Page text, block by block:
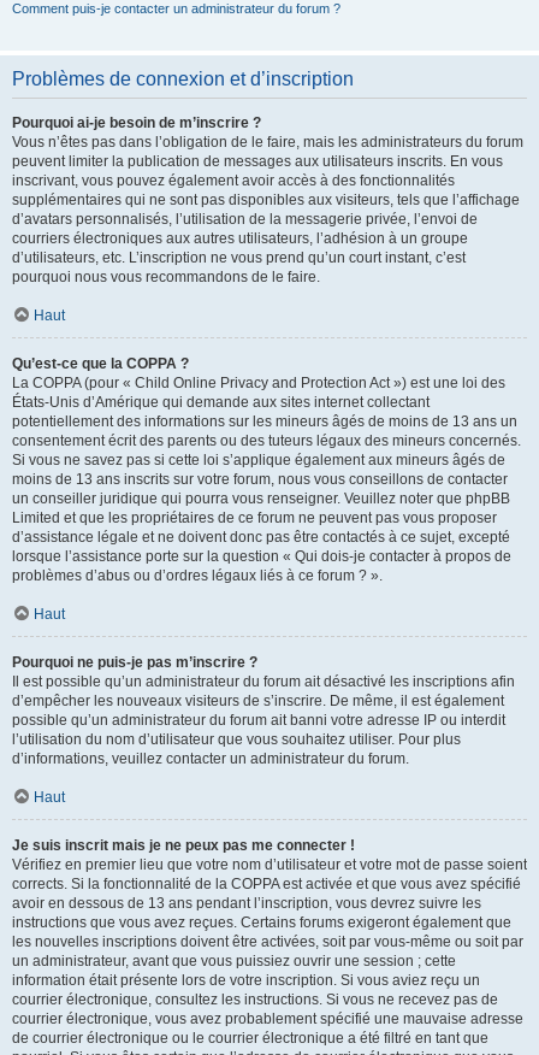
Comment puis-je contacter un administrateur du forum ?
Problèmes de connexion et d’inscription
Pourquoi ai-je besoin de m’inscrire ?
Vous n’êtes pas dans l’obligation de le faire, mais les administrateurs du forum
peuvent limiter la publication de messages aux utilisateurs inscrits. En vous
inscrivant, vous pouvez également avoir accès à des fonctionnalités
supplémentaires qui ne sont pas disponibles aux visiteurs, tels que l’affichage
d’avatars personnalisés, l’utilisation de la messagerie privée, l’envoi de
courriers électroniques aux autres utilisateurs, l’adhésion à un groupe
d’utilisateurs, etc. L’inscription ne vous prend qu’un court instant, c’est
pourquoi nous vous recommandons de le faire.
Haut
Qu’est-ce que la COPPA ?
La COPPA (pour « Child Online Privacy and Protection Act ») est une loi des
États-Unis d’Amérique qui demande aux sites internet collectant
potentiellement des informations sur les mineurs âgés de moins de 13 ans un
consentement écrit des parents ou des tuteurs légaux des mineurs concernés.
Si vous ne savez pas si cette loi s’applique également aux mineurs âgés de
moins de 13 ans inscrits sur votre forum, nous vous conseillons de contacter
un conseiller juridique qui pourra vous renseigner. Veuillez noter que phpBB
Limited et que les propriétaires de ce forum ne peuvent pas vous proposer
d’assistance légale et ne doivent donc pas être contactés à ce sujet, excepté
lorsque l’assistance porte sur la question « Qui dois-je contacter à propos de
problèmes d’abus ou d’ordres légaux liés à ce forum ? ».
Haut
Pourquoi ne puis-je pas m’inscrire ?
Il est possible qu’un administrateur du forum ait désactivé les inscriptions afin
d’empêcher les nouveaux visiteurs de s’inscrire. De même, il est également
possible qu’un administrateur du forum ait banni votre adresse IP ou interdit
l’utilisation du nom d’utilisateur que vous souhaitez utiliser. Pour plus
d’informations, veuillez contacter un administrateur du forum.
Haut
Je suis inscrit mais je ne peux pas me connecter !
Vérifiez en premier lieu que votre nom d’utilisateur et votre mot de passe soient
corrects. Si la fonctionnalité de la COPPA est activée et que vous avez spécifié
avoir en dessous de 13 ans pendant l’inscription, vous devrez suivre les
instructions que vous avez reçues. Certains forums exigeront également que
les nouvelles inscriptions doivent être activées, soit par vous-même ou soit par
un administrateur, avant que vous puissiez ouvrir une session ; cette
information était présente lors de votre inscription. Si vous aviez reçu un
courrier électronique, consultez les instructions. Si vous ne recevez pas de
courrier électronique, vous avez probablement spécifié une mauvaise adresse
de courrier électronique ou le courrier électronique a été filtré en tant que